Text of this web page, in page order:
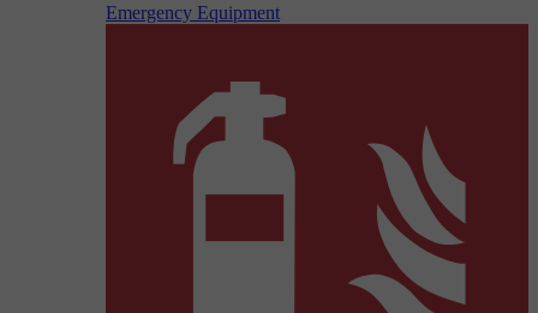
Emergency Equipment